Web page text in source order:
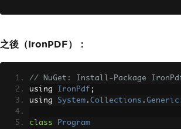
putFiles)
rcePdf
new PdfDocument new
file
)))
之後（IronPDF）：
// NuGet: Install-Package
using IronPdf ;
using System . Collections . Generic
class
Program